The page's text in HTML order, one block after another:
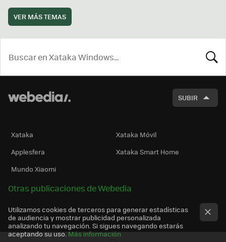
VER MÁS TEMAS
SUBIR
Xataka
Xataka Móvil
Applesfera
Xataka Smart Home
Mundo Xiaomi
Otras publicaciones de Webedia
Utilizamos cookies de terceros para generar estadísticas
de audiencia y mostrar publicidad personalizada
analizando tu navegación. Si sigues navegando estarás
aceptando su uso. Más información